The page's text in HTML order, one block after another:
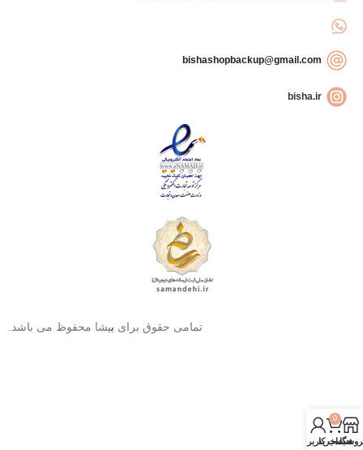
bisha.ir
تمامی حقوق برای بیشا محفوظ می باشد.
0
سبد خرید
حساب کاربری من